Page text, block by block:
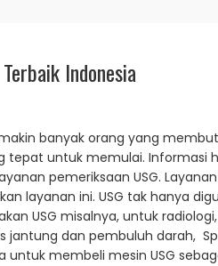
Indonesia
banyak orang yang
untuk memulai. Informasi
pemeriksaan USG.
layanan ini. USG tak hanya
USG misalnya, untuk
jantung dan pembuluh darah,
membeli mesin USG